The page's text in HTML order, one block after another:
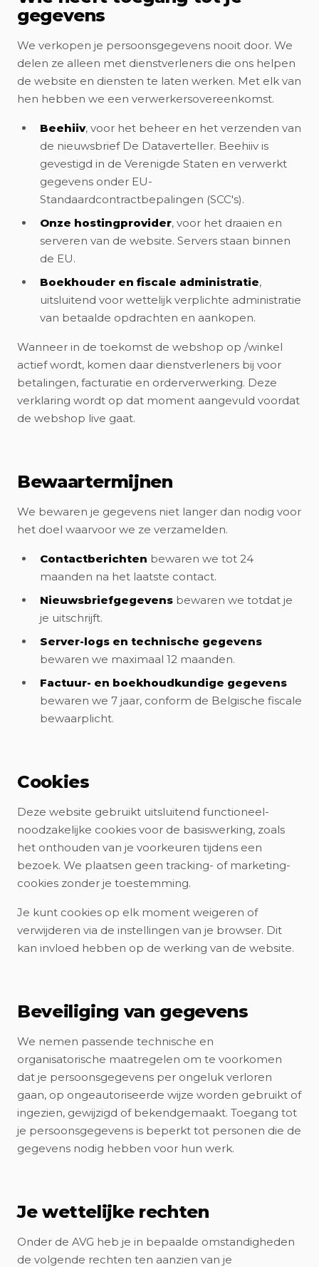
gegevens
We verkopen je persoonsgegevens nooit door. We
delen ze alleen met dienstverleners die ons helpen
de website en diensten te laten werken. Met elk van
hen hebben we een verwerkersovereenkomst.
Beehiiv, voor het beheer en het verzenden van
de nieuwsbrief De Dataverteller. Beehiiv is
gevestigd in de Verenigde Staten en verwerkt
gegevens onder EU-
Standaardcontractbepalingen (SCC's).
Onze hostingprovider, voor het draaien en
serveren van de website. Servers staan binnen
de EU.
Boekhouder en fiscale administratie,
uitsluitend voor wettelijk verplichte administratie
van betaalde opdrachten en aankopen.
Wanneer in de toekomst de webshop op /winkel
actief wordt, komen daar dienstverleners bij voor
betalingen, facturatie en orderverwerking. Deze
verklaring wordt op dat moment aangevuld voordat
de webshop live gaat.
Bewaartermijnen
We bewaren je gegevens niet langer dan nodig voor
het doel waarvoor we ze verzamelden.
Contactberichten bewaren we tot 24
maanden na het laatste contact.
Nieuwsbriefgegevens bewaren we totdat je
je uitschrijft.
Server-logs en technische gegevens
bewaren we maximaal 12 maanden.
Factuur- en boekhoudkundige gegevens
bewaren we 7 jaar, conform de Belgische fiscale
bewaarplicht.
Cookies
Deze website gebruikt uitsluitend functioneel-
noodzakelijke cookies voor de basiswerking, zoals
het onthouden van je voorkeuren tijdens een
bezoek. We plaatsen geen tracking- of marketing-
cookies zonder je toestemming.
Je kunt cookies op elk moment weigeren of
verwijderen via de instellingen van je browser. Dit
kan invloed hebben op de werking van de website.
Beveiliging van gegevens
We nemen passende technische en
organisatorische maatregelen om te voorkomen
dat je persoonsgegevens per ongeluk verloren
gaan, op ongeautoriseerde wijze worden gebruikt of
ingezien, gewijzigd of bekendgemaakt. Toegang tot
je persoonsgegevens is beperkt tot personen die de
gegevens nodig hebben voor hun werk.
Je wettelijke rechten
Onder de AVG heb je in bepaalde omstandigheden
de volgende rechten ten aanzien van je